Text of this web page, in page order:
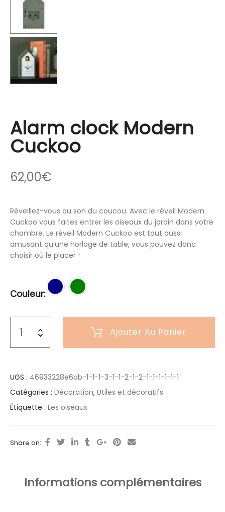
Alarm clock Modern
Cuckoo
62,00€
Réveillez-vous au son du coucou. Avec le réveil Modern
Cuckoo vous faites entrer les oiseaux du jardin dans votre
chambre. Le réveil Modern Cuckoo est tout aussi
amusant qu’une horloge de table, vous pouvez donc
choisir où le placer !
Couleur
Ajouter Au Panier
UGS : 46933228e6ab-1-1-1-3-1-1-2-1-2-1-1-1-1-1-1
Catégories : Décoration, Utiles et décoratifs
Étiquette : Les oiseaux
Share on:
Informations complémentaires